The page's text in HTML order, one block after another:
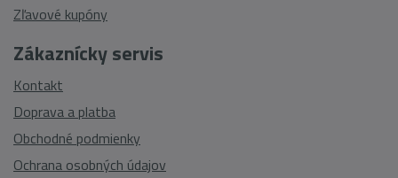
Zákaznícky servis
Kontakt
Doprava a platba
Obchodné podmienky
Ochrana osobných údajov
Zľavové kupóny